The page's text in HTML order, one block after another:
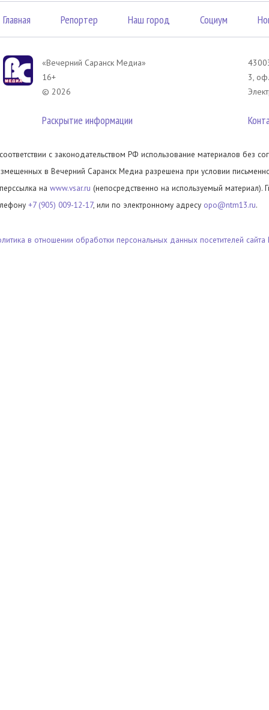
Главная Репортер Наш город Социум
«Вечерний Саранск Mедиа»
16+
© 2026
Раскрытие информации
3,
с законодательством РФ использование материалов без
в Вечерний Саранск Медиа разрешена при условии
на www.vsar.ru (непосредственно на используемый материал).
+7 (905) 009-12-17, или по электронному адресу opo@ntm13.ru.
в отношении обработки персональных данных посетителей